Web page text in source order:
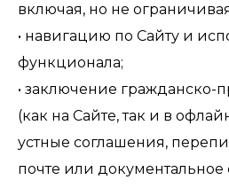
включая, но не
• навигацию по Сайту и
функционала;
• заключение гражданско-
(как на Сайте, так и в
устные соглашения,
почте или